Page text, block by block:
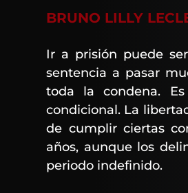
BRUNO LILLY
Ir a prisión puede
sentencia a pasar
toda la condena.
condicional. La
de cumplir ciertas
años, aunque los
periodo indefinido.